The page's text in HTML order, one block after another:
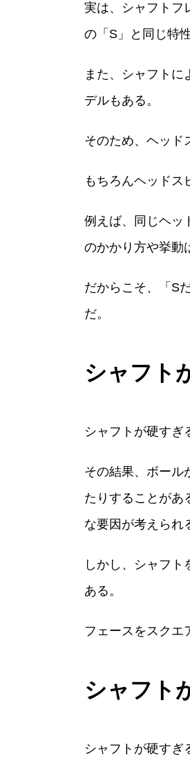
実は、シャフトフ
の「S」と同じ特
また、シャフト
デルもある。
そのため、ヘッド
もちろんヘッドス
例えば、同じヘッ
のかかり方や挙動
だからこそ、「S
だ。
シャフト
シャフトが硬すぎ
その結果、ボール
たりすることがあ
な要因が考えられ
しかし、シャフ
ある。
フェースをスクエ
シャフト
シャフトが硬すぎ